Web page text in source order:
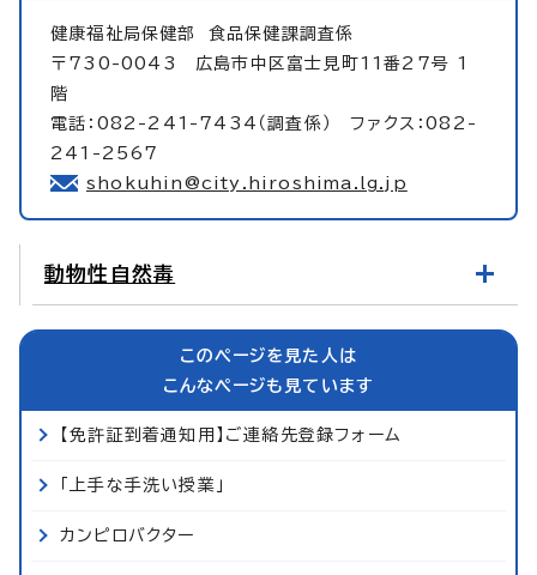
健康福祉局保健部 食品保健課調査係
〒730-0043 広島市中区富士見町11番27号 1
階
電話：082-241-7434（調査係） ファクス：082-
241-2567
shokuhin@city.hiroshima.lg.jp
動物性自然毒
このページを見た人は
こんなページも見ています
【免許証到着通知用】ご連絡先登録フォーム
「上手な手洗い授業」
カンピロバクター